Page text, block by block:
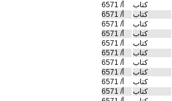
أ/ 6571
كتاب
أ/ 6571
كتاب
أ/ 6571
كتاب
أ/ 6571
كتاب
أ/ 6571
كتاب
أ/ 6571
كتاب
أ/ 6571
كتاب
أ/ 6571
كتاب
أ/ 6571
كتاب
أ/ 6571
كتاب